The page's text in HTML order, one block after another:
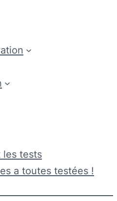
les tests
a toutes testées !